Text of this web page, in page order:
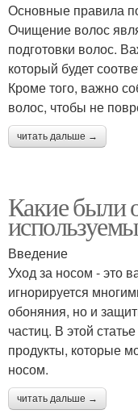
Основные правила
Очищение волос
подготовки волос.
который будет
Кроме того, важно
волос, чтобы не
читать дальше →
Какие были
Введение
Уход за носом - это
игнорируется
обоняния, но и
частиц. В этой
продукты, которые
носом.
читать дальше →